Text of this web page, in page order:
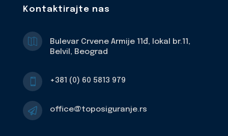
Kontaktirajte nas

Bulevar Crvene Armije 11đ, lokal br.11,
Belvil, Beograd
 +381 (0) 60 5813 979
 office@toposiguranje.rs